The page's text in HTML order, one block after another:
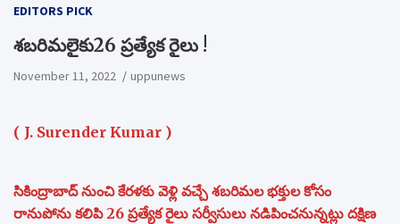
EDITORS PICK
శబరిమలైకు26 ప్రత్యేక రైలు !
November 11, 2022 uppunews
( J. Surender Kumar )
సికింద్రాబాద్‌ నుంచి కేరళకు వెళ్లి వచ్చే శబరిమల భక్తుల కోసం
రానుపోను కలిపి 26 ప్రత్యేక రైలు సర్వీసులు నడిపించనున్నట్లు దక్షిణ